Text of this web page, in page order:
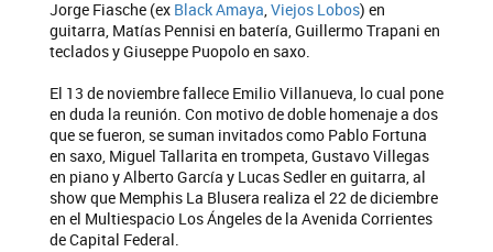
Jorge Fiasche (ex Black Amaya,Viejos Lobos) en
guitarra, Matías Pennisi en batería, Guillermo Trapani en
teclados y Giuseppe Puopolo en saxo.
El 13 de noviembre fallece Emilio Villanueva, lo cual pone
en duda la reunión. Con motivo de doble homenaje a dos
que se fueron, se suman invitados como Pablo Fortuna
en saxo, Miguel Tallarita en trompeta, Gustavo Villegas
en piano y Alberto García y Lucas Sedler en guitarra, al
show que Memphis La Blusera realiza el 22 de diciembre
en el Multiespacio Los Ángeles de la Avenida Corrientes
de Capital Federal.